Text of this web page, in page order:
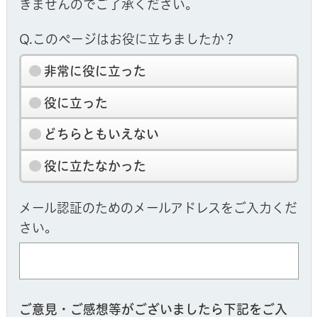
きませんのでご了承ください。
Q.このページはお役に立ちましたか？
非常に役に立った
役に立った
どちらともいえない
役に立たなかった
メール認証のためのメールアドレスをご入力くだ
さい。
ご意見・ご感想等がございましたら下記をご入